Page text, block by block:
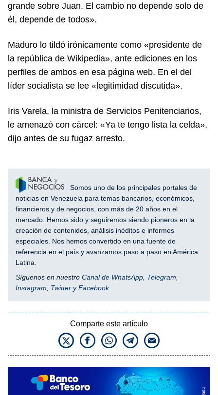
grande sobre Juan. El cambio no depende solo de
él, depende de todos».
Maduro lo tildó irónicamente como «presidente de
la república de Wikipedia», ante ediciones en los
perfiles de ambos en esa página web. En el del
líder socialista se lee «legitimidad discutida».
Iris Varela, la ministra de Servicios Penitenciarios,
le amenazó con cárcel: «Ya te tengo lista la celda»,
dijo antes de su fugaz arresto.
Somos uno de los principales portales de
noticias en Venezuela para temas bancarios, económicos,
financieros y de negocios, con más de 20 años en el
mercado. Hemos sido y seguiremos siendo pioneros en la
creación de contenidos, análisis inéditos e informes
especiales. Nos hemos convertido en una fuente de
referencia en el país y avanzamos paso a paso en América
Latina.
Síguenos en nuestro Canal de WhatsApp Telegram
Instagram
Twitter yFacebook
Comparte este artículo